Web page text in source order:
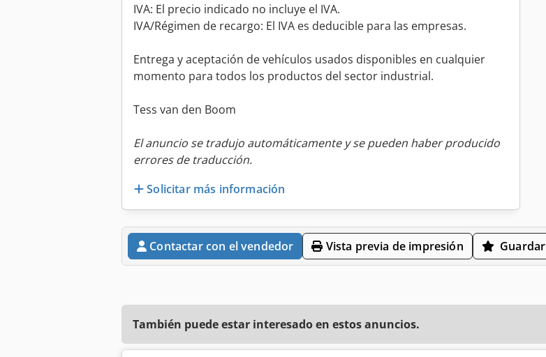
IVA: El precio indicado no incluye el IVA.
IVA/Régimen de recargo: El IVA es deducible para las empresas.
Entrega y aceptación de vehículos usados disponibles en cualquier
momento para todos los productos del sector industrial.
Tess van den Boom
El anuncio se tradujo automáticamente y se pueden haber producido
errores de traducción.
Solicitar más información
Contactar con el vendedor Vista previa de impresión Guardar
También puede estar interesado en estos anuncios.